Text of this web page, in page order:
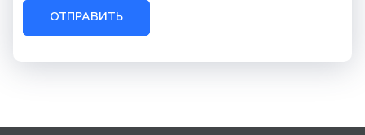
КОНТАКТНАЯ ИНФОРМАЦИЯ